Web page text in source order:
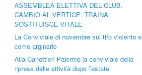
ASSEMBLEA ELETTIVA DEL CLUB.
CAMBIO AL VERTICE: TRAINA
SOSTITUISCE VITALE
La Conviviale di novembre sul tifo violento e
come arginarlo
Alla Canottieri Palermo la conviviale della
ripresa delle attività dopo l’estate